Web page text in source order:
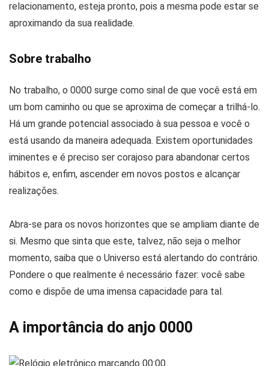
relacionamento, esteja pronto, pois a mesma pode estar se
aproximando da sua realidade.
Sobre trabalho
No trabalho, o 0000 surge como sinal de que você está em
um bom caminho ou que se aproxima de começar a trilhá-lo.
Há um grande potencial associado à sua pessoa e você o
está usando da maneira adequada. Existem oportunidades
iminentes e é preciso ser corajoso para abandonar certos
hábitos e, enfim, ascender em novos postos e alcançar
realizações.
Abra-se para os novos horizontes que se ampliam diante de
si. Mesmo que sinta que este, talvez, não seja o melhor
momento, saiba que o Universo está alertando do contrário.
Pondere o que realmente é necessário fazer: você sabe
como e dispõe de uma imensa capacidade para tal.
A importância do anjo 0000